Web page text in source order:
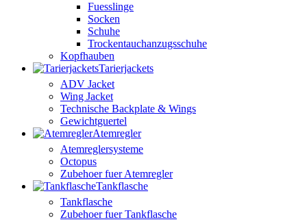
Fuesslinge
Socken
Schuhe
Trockentauchanzugsschuhe
Kopfhauben
Tarierjackets
ADV Jacket
Wing Jacket
Technische Backplate & Wings
Gewichtguertel
Atemregler
Atemreglersysteme
Octopus
Zubehoer fuer Atemregler
Tankflasche
Tankflasche
Zubehoer fuer Tankflasche